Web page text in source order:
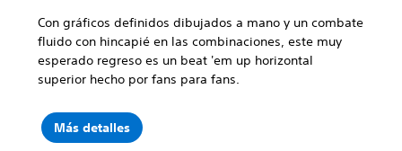
Con gráficos definidos dibujados a mano y un combate
fluido con hincapié en las combinaciones, este muy
esperado regreso es un beat 'em up horizontal
superior hecho por fans para fans.
Más detalles